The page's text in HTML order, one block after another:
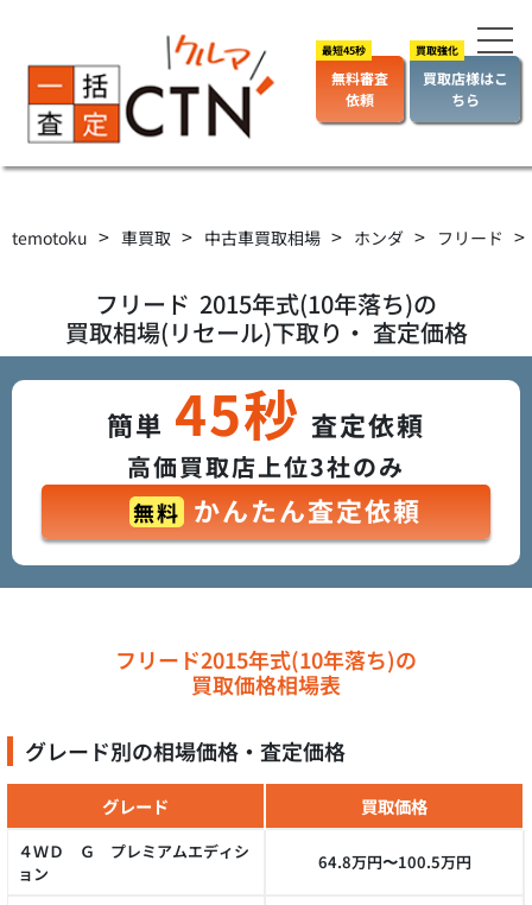
無料審査
依頼
買取店様はこ
ちら
temotoku > 車買取 > 中古車買取相場 > ホンダ > フリード >
フリード 2015年式(10年落ち)の
買取相場(リセール)下取り・ 査定価格
簡単 45秒 査定依頼
高価買取店上位3社のみ
無料 かんたん査定依頼
フリード2015年式(10年落ち)の
買取価格相場表
グレード別の相場価格・査定価格
グレード 買取価格
４ＷＤ Ｇ プレミアムエディシ
ョン
64.8万円〜100.5万円